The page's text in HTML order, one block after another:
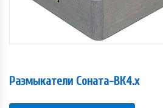
Размыкатели Соната-ВК4.x